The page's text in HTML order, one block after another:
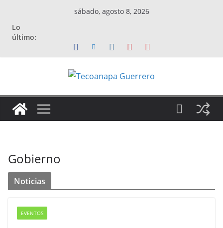
contenido
sábado, agosto 8, 2026
Lo
último:
Gobierno
Noticias
EVENTOS